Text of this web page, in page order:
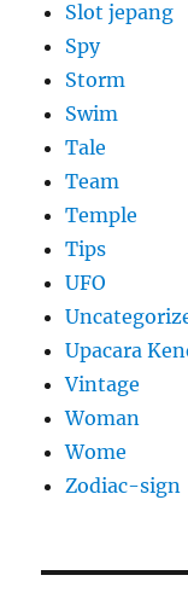
Slot jepang
Spy
Storm
Swim
Tale
Team
Temple
Tips
UFO
Upacara
Vintage
Woman
Wome
Zodiac-sign